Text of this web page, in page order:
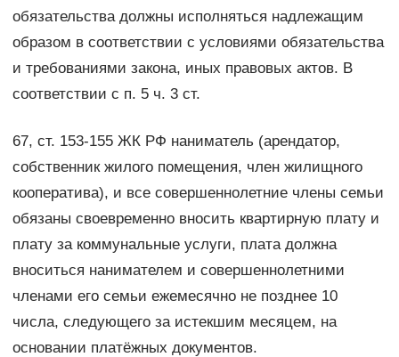
обязательства должны исполняться надлежащим
образом в соответствии с условиями обязательства
и требованиями закона, иных правовых актов. В
соответствии с п. 5 ч. 3 ст.
67, ст. 153-155 ЖК РФ наниматель (арендатор,
собственник жилого помещения, член жилищного
кооператива), и все совершеннолетние члены семьи
обязаны своевременно вносить квартирную плату и
плату за коммунальные услуги, плата должна
вноситься нанимателем и совершеннолетними
членами его семьи ежемесячно не позднее 10
числа, следующего за истекшим месяцем, на
основании платёжных документов.